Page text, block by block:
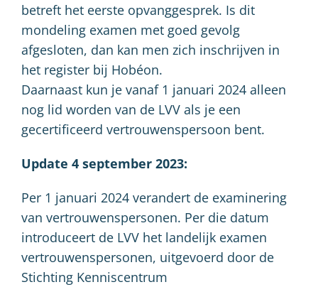
betreft het eerste opvanggesprek. Is dit
mondeling examen met goed gevolg
afgesloten, dan kan men zich inschrijven in
het register bij Hobéon.
Daarnaast kun je vanaf 1 januari 2024 alleen
nog lid worden van de LVV als je een
gecertificeerd vertrouwenspersoon bent.
Update 4 september 2023:
Per 1 januari 2024 verandert de examinering
van vertrouwenspersonen. Per die datum
introduceert de LVV het landelijk examen
vertrouwenspersonen, uitgevoerd door de
Stichting Kenniscentrum